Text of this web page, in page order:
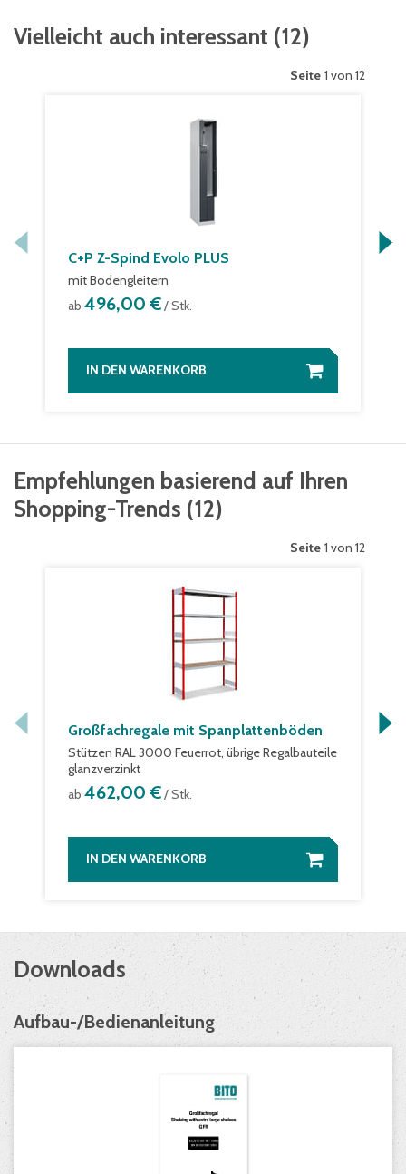
Vielleicht auch interessant (12)
Seite 1 von 12
C+P Z-Spind Evolo PLUS
mit Bodengleitern
ab 496,00 €/ Stk.
IN DEN WARENKORB
Empfehlungen basierend auf Ihren
Shopping-Trends (12)
Seite 1 von 12
Großfachregale mit Spanplattenböden
Stützen RAL 3000 Feuerrot, übrige Regalbauteile
glanzverzinkt
ab 462,00 €/ Stk.
IN DEN WARENKORB
Downloads
Aufbau-/Bedienanleitung